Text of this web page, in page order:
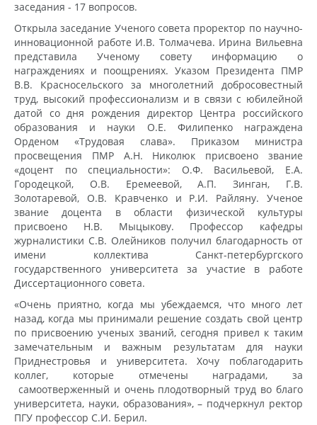
заседания - 17 вопросов.
Открыла заседание Ученого совета проректор по научно-
инновационной работе И.В. Толмачева. Ирина Вильевна
представила Ученому совету информацию о
награждениях и поощрениях. Указом Президента ПМР
В.В. Красносельского за многолетний добросовестный
труд, высокий профессионализм и в связи с юбилейной
датой со дня рождения директор Центра российского
образования и науки О.Е. Филипенко награждена
Орденом «Трудовая слава». Приказом министра
просвещения ПМР А.Н. Николюк присвоено звание
«доцент по специальности»: О.Ф. Васильевой, Е.А.
Городецкой, О.В. Еремеевой, А.П. Зинган, Г.В.
Золотаревой, О.В. Кравченко и Р.И. Райляну. Ученое
звание доцента в области физической культуры
присвоено Н.В. Мыцыкову. Профессор кафедры
журналистики С.В. Олейников получил благодарность от
имени коллектива Санкт-петербургского
государственного университета за участие в работе
Диссертационного совета.
«Очень приятно, когда мы убеждаемся, что много лет
назад, когда мы принимали решение создать свой центр
по присвоению ученых званий, сегодня привел к таким
замечательным и важным результатам для науки
Приднестровья и университета. Хочу поблагодарить
коллег, которые отмечены наградами, за
самоотверженный и очень плодотворный труд во благо
университета, науки, образования», – подчеркнул ректор
ПГУ профессор С.И. Берил.